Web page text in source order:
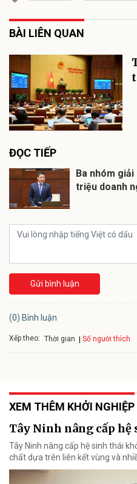
BÀI LIÊN QUAN
ĐỌC TIẾP
Ba nhóm
triệu doanh
Gửi bình luận
(0) Bình luận
Xếp theo: Thời gian Số người thích
XEM THÊM KHỞI NGHIỆP
Tây Ninh nâng cấp
Tây Ninh nâng cấp hệ sinh thái
chất dựa trên liên kết vùng và